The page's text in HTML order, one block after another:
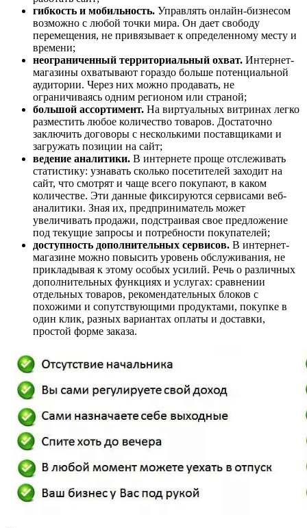
гибкость и мобильность. Управлять онлайн-бизнесом
возможно с любой точки мира. Он дает свободу
перемещения, не привязывает к определенному месту и
времени;
неограниченный территориальный охват. Интернет-
магазины охватывают гораздо больше потенциальной
аудитории. Через них можно продавать, не
ограничиваясь одним регионом или страной;
большой ассортимент. На виртуальных витринах легко
разместить любое количество товаров. Достаточно
заключить договоры с несколькими поставщиками и
загружать позиции на сайт;
ведение аналитики. В интернете проще отслеживать
статистику: узнавать сколько посетителей заходит на
сайт, что смотрят и чаще всего покупают, в каком
количестве. Эти данные фиксируются сервисами веб-
аналитики. Зная их, предприниматель может
увеличивать продажи, подстраивая свое предложение
под текущие запросы и потребности покупателей;
доступность дополнительных сервисов. В интернет-
магазине можно повысить уровень обслуживания, не
прикладывая к этому особых усилий. Речь о различных
дополнительных функциях и услугах: сравнении
отдельных товаров, рекомендательных блоков с
похожими и сопутствующими продуктами, покупке в
один клик, разных вариантах оплаты и доставки,
простой форме заказа.